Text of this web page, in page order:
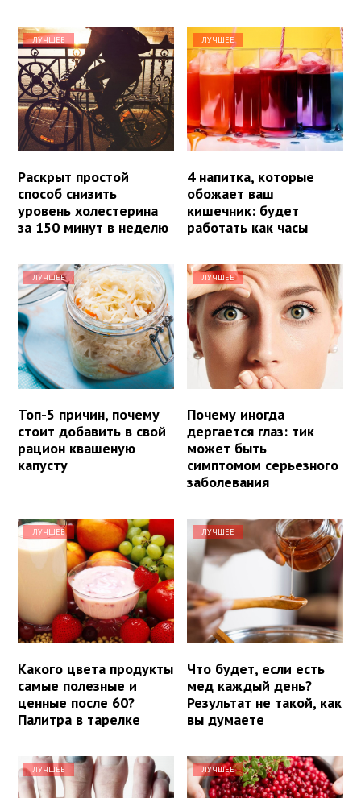
ЛУЧШЕЕ
Раскрыт простой
способ снизить
уровень холестерина
за 150 минут в неделю
ЛУЧШЕЕ
4 напитка, которые
обожает ваш
кишечник: будет
работать как часы
ЛУЧШЕЕ
Топ-5 причин, почему
стоит добавить в свой
рацион квашеную
капусту
ЛУЧШЕЕ
Почему иногда
дергается глаз: тик
может быть
симптомом серьезного
заболевания
ЛУЧШЕЕ
Какого цвета продукты
самые полезные и
ценные после 60?
Палитра в тарелке
ЛУЧШЕЕ
Что будет, если есть
мед каждый день?
Результат не такой, как
вы думаете
ЛУЧШЕЕ ЛУЧШЕЕ